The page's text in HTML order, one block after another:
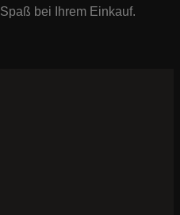
bei Ihrem Einkauf.